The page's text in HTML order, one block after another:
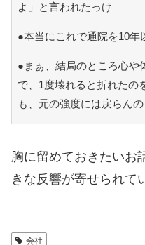
よ」と言われたっけ
●本当にこれで通院を10年
●まぁ、結局のところ心や
で、1度壊れると折れたの
も、元の強度には戻らん
胸に留めておきたいお
きな反響が寄せられて
会社